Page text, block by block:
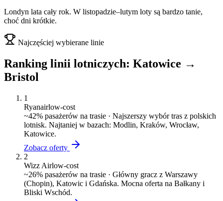
Londyn lata cały rok. W listopadzie–lutym loty są bardzo tanie,
choć dni krótkie.
Najczęściej wybierane linie
Ranking linii lotniczych: Katowice →
Bristol
1
Ryanairlow-cost
~42% pasażerów na trasie · Najszerszy wybór tras z polskich
lotnisk. Najtaniej w bazach: Modlin, Kraków, Wrocław,
Katowice.
Zobacz oferty
2
Wizz Airlow-cost
~26% pasażerów na trasie · Główny gracz z Warszawy
(Chopin), Katowic i Gdańska. Mocna oferta na Bałkany i
Bliski Wschód.